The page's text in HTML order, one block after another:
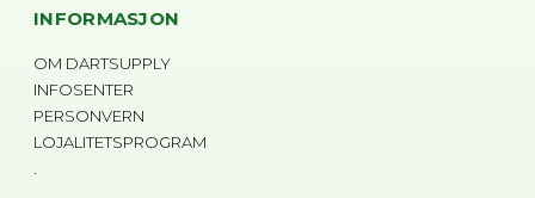
INFORMASJON
OM DARTSUPPLY
INFOSENTER
PERSONVERN
LOJALITETSPROGRAM